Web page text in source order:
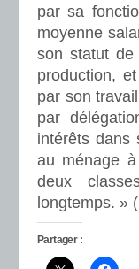
par sa
moyenne
son statut de
production,
par son
par
intérêts dans
au ménage
deux
longtemps. »
Partager :